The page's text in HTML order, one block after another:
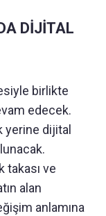
DİJİTAL
birlikte
edecek.
yerine dijital
takası ve
alan
anlamına